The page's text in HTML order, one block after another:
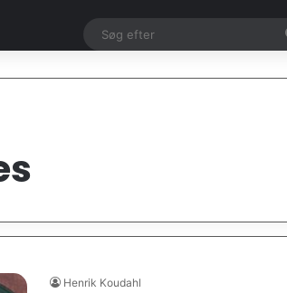
Henrik Koudahl